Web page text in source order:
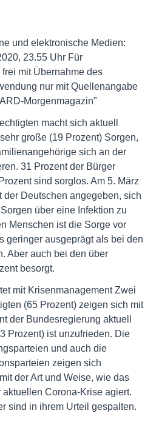
und elektronische Medien:
23.55 Uhr Für
mit Übernahme des
nur mit Quellenangabe
Morgenmagazin"
macht sich aktuell
große (19 Prozent) Sorgen,
sich an der
31 Prozent der Bürger
sind sorglos. Am 5. März
der Deutschen angegeben, sich
über eine Infektion zu
Menschen ist die Sorge vor
geringer ausgeprägt als bei den
Aber auch bei den über
besorgt.
mit Krisenmanagement Zwei
(65 Prozent) zeigen sich mit
der Bundesregierung aktuell
Prozent) ist unzufrieden. Die
und auch die
zeigen sich
der Art und Weise, wie das
Corona-Krise agiert.
sind in ihrem Urteil gespalten.